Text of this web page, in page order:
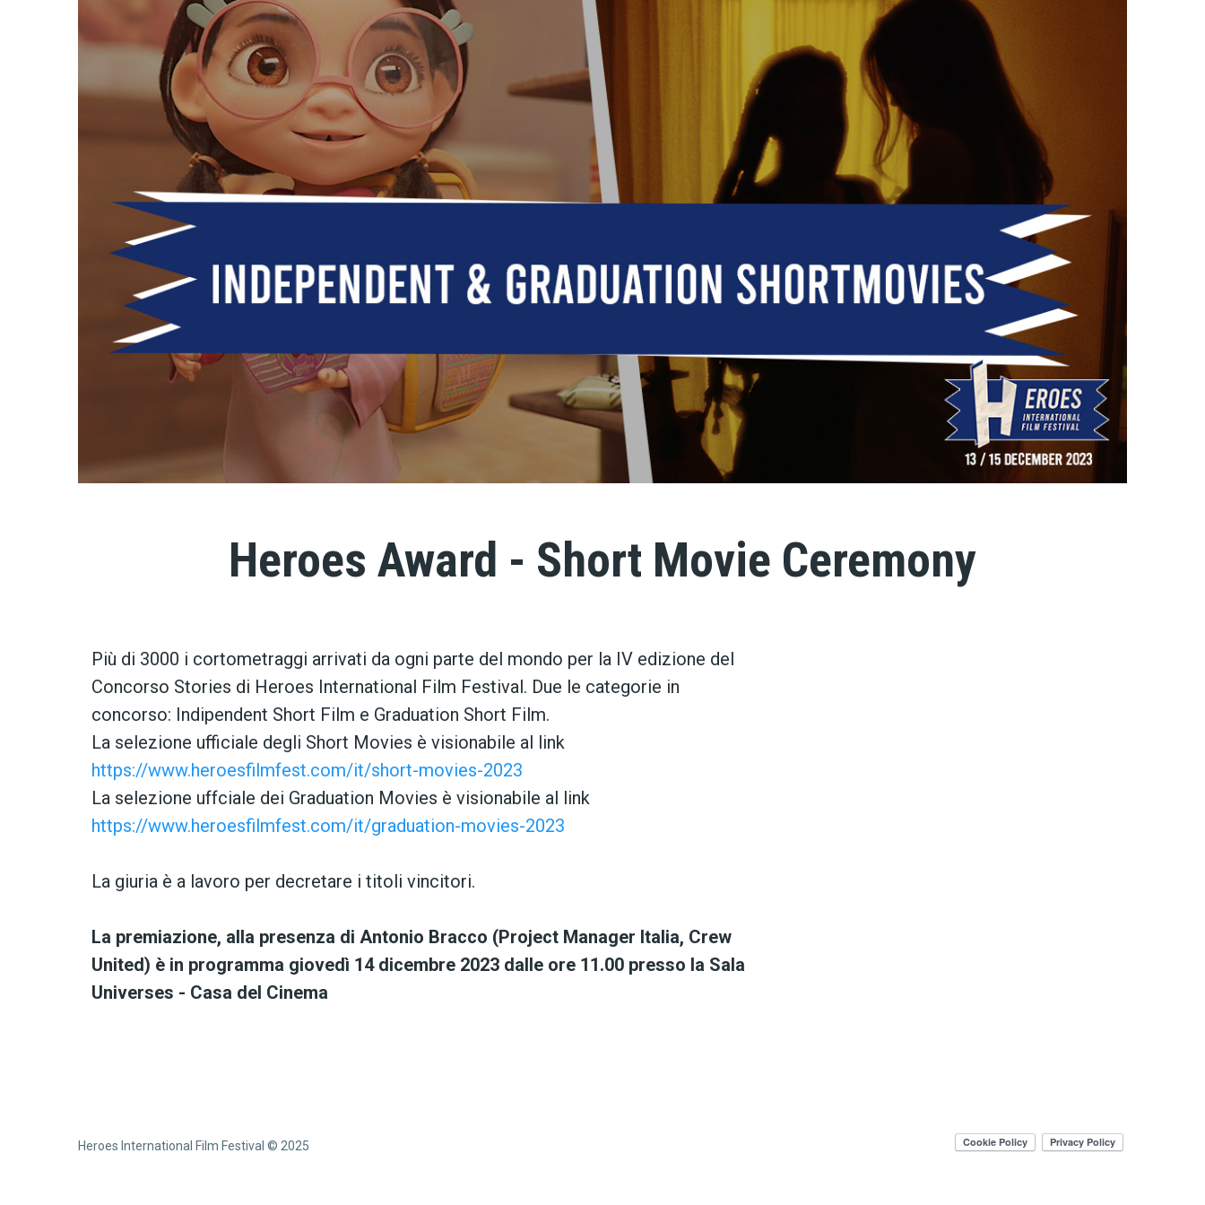
Heroes Award - Short Movie Ceremony
Più di 3000 i cortometraggi arrivati da ogni parte del mondo per la IV edizione del
Concorso Stories di Heroes International Film Festival. Due le categorie in
concorso: Indipendent Short Film e Graduation Short Film.
La selezione ufficiale degli Short Movies è visionabile al link
https://www.heroesfilmfest.com/it/short-movies-2023
La selezione uffciale dei Graduation Movies è visionabile al link
https://www.heroesfilmfest.com/it/graduation-movies-2023
La giuria è a lavoro per decretare i titoli vincitori.
La premiazione, alla presenza di Antonio Bracco (Project Manager Italia, Crew
United) è in programma giovedì 14 dicembre 2023 dalle ore 11.00 presso la Sala
Universes - Casa del Cinema
Heroes International Film Festival © 2025